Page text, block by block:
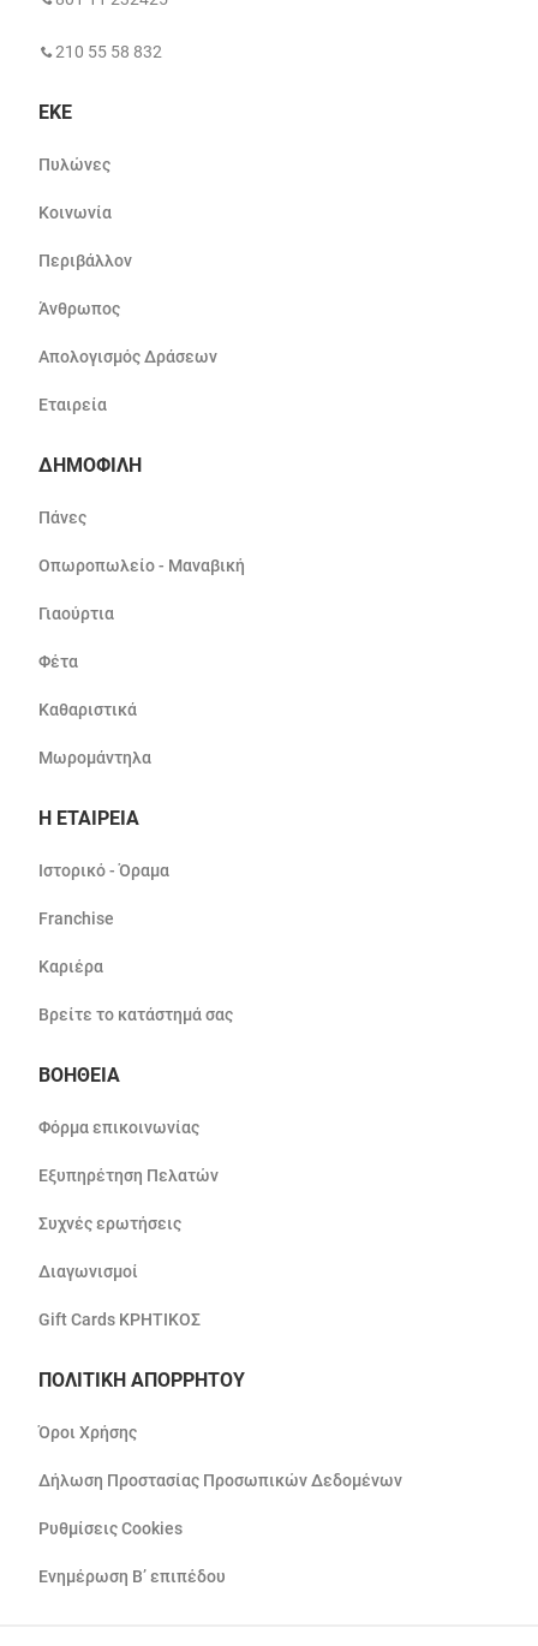
210 55 58 832
ΕΚΕ
Πυλώνες
Κοινωνία
Περιβάλλον
Άνθρωπος
Απολογισμός Δράσεων
Εταιρεία
ΔΗΜΟΦΙΛΗ
Πάνες
Οπωροπωλείο - Μαναβική
Γιαούρτια
Φέτα
Καθαριστικά
Μωρομάντηλα
Η ΕΤΑΙΡΕΙΑ
Ιστορικό - Όραμα
Franchise
Καριέρα
Βρείτε το κατάστημά σας
ΒΟΗΘΕΙΑ
Φόρμα επικοινωνίας
Εξυπηρέτηση Πελατών
Συχνές ερωτήσεις
Διαγωνισμοί
Gift Cards ΚΡΗΤΙΚΟΣ
ΠΟΛΙΤΙΚΗ ΑΠΟΡΡΗΤΟΥ
Όροι Χρήσης
Δήλωση Προστασίας Προσωπικών Δεδομένων
Ρυθμίσεις Cookies
Ενημέρωση Β’ επιπέδου